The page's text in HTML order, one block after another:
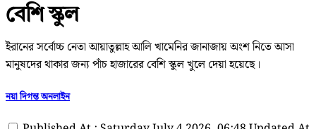
বেশি স্কুল
ইরানের সর্বোচ্চ নেতা আয়াতুল্লাহ আলি খামেনির জানাজায় অংশ নিতে আসা
মানুষদের থাকার জন্য পাঁচ হাজারের বেশি স্কুল খুলে দেয়া হয়েছে।
নয়া দিগন্ত অনলাইন